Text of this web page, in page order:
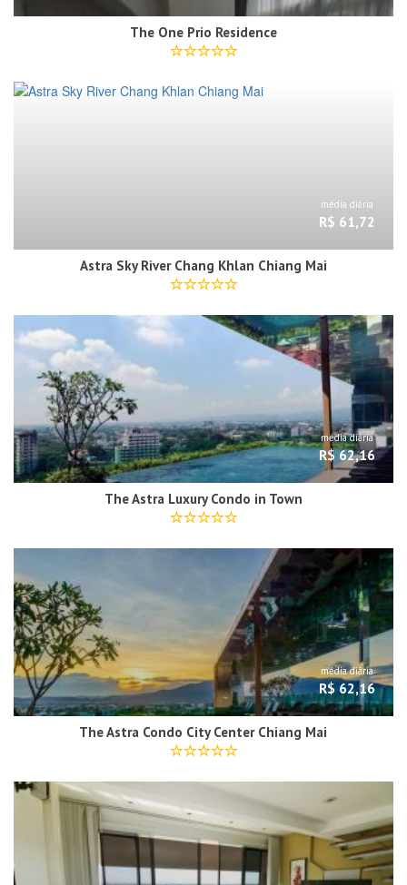
The One Prio Residence
média diária
R$ 61,72
Astra Sky River Chang Khlan Chiang Mai
média diária
R$ 62,16
The Astra Luxury Condo in Town
média diária
R$ 62,16
The Astra Condo City Center Chiang Mai